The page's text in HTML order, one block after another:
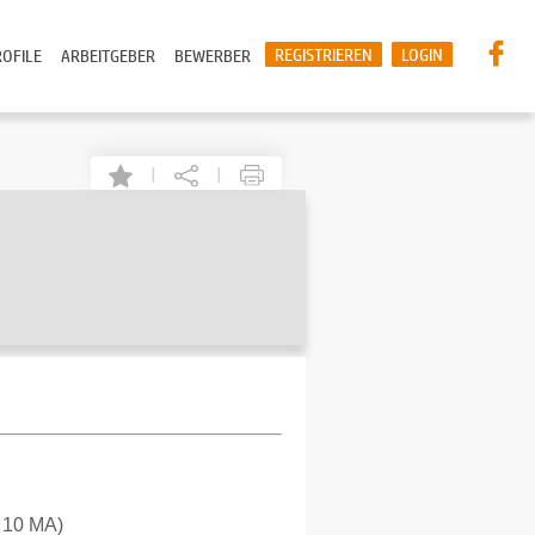
LOGIN
REGISTRIEREN
BEWERBER
ARBEITGEBER
| |
MA)